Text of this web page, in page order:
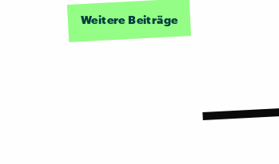
Weitere Beiträge